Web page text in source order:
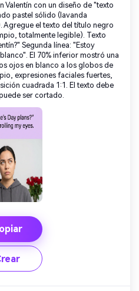
Valentín con un diseño de "texto
pastel sólido (lavanda
el texto del título negro
totalmente legible). Texto
Segunda línea: "Estoy
El 70% inferior mostró una
ojos en blanco a los globos de
expresiones faciales fuertes,
cuadrada 1:1. El texto debe
ser cortado.